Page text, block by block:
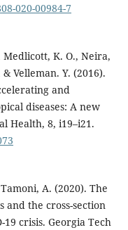
020-00984-7
Medlicott, K. O., Neira,
Velleman. Y. (2016).
and
diseases: A new
Health, 8, i19–i21.
A. (2020). The
and the cross-section
crisis. Georgia Tech